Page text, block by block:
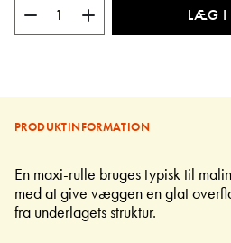
LÆG I
PRODUKTINFORMATION
En maxi-rulle bruges typisk til
med at give væggen en glat
fra underlagets struktur.